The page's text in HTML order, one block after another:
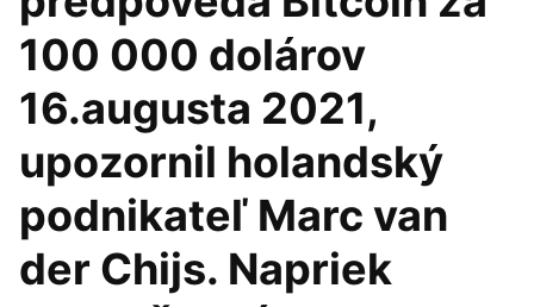
100 000 dolárov
16.augusta 2021,
upozornil holandský
podnikateľ Marc van
der Chijs. Napriek